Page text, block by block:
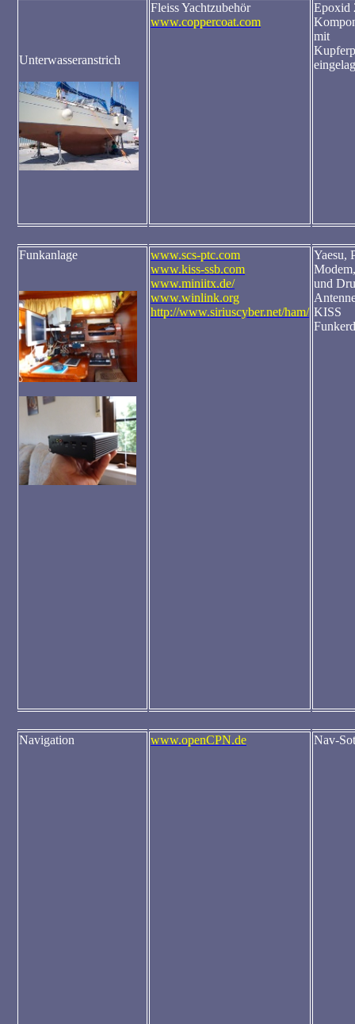
Unterwasseranstrich
Fleiss Yachtzubehör
www.coppercoat.com
Epoxid
mit
Funkanlage
www.scs-ptc.com
www.kiss-ssb.com
www.miniitx.de/
www.winlink.org
http://www.siriuscyber.net/ham/
Yaesu,
und
KISS
Navigation www.openCPN.de Nav-